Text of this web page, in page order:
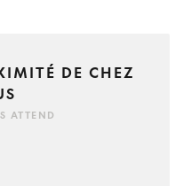
DE CHEZ
ATTEND